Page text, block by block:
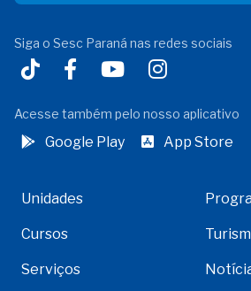
Siga o Sesc Paraná nas redes sociais
Acesse também pelo nosso aplicativo
Google Play App Store
Unidades
Cursos
Serviços